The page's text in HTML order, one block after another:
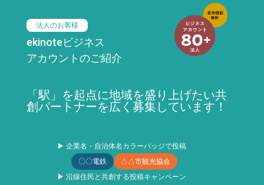
法人のお客様
ekinoteビジネス
アカウントのご紹介
「駅」を起点に地域を盛り上げたい共
創パートナーを広く募集しています！
▶ 企業名・自治体名カラーバッジで投稿
〇〇電鉄
△△市観光協会
▶ 沿線住民と共創する投稿キャンペーン